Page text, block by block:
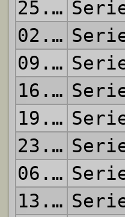
25.11.2001
02.12.2001
09.12.2001
16.12.2001
19.12.2001
23.12.2001
06.01.2002
13.01.2002